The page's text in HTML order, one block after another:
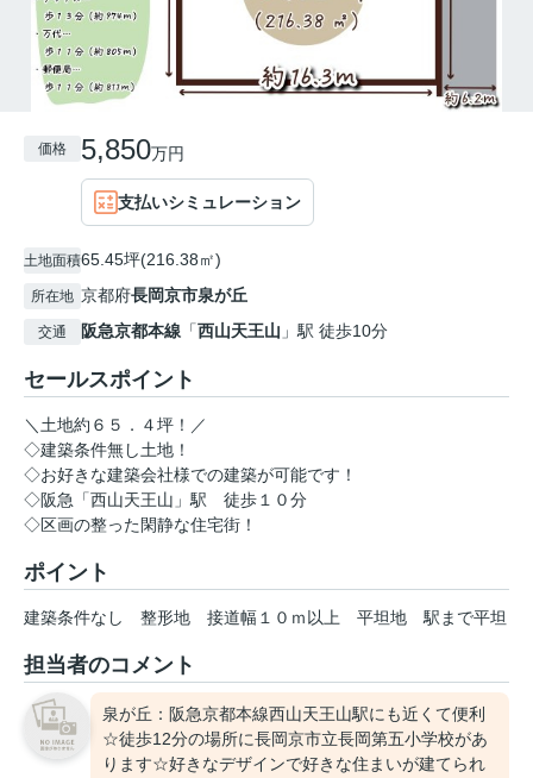
価格 5,850万円
支払いシミュレーション
土地面積65.45坪(216.38㎡)
所在地 京都府長岡京市泉が丘
交通 阪急京都本線 「西山天王山 」駅 徒歩10分
セールスポイント
＼土地約６５．４坪！／
◇建築条件無し土地！
◇お好きな建築会社様での建築が可能です！
◇阪急「西山天王山」駅 徒歩１０分
◇区画の整った閑静な住宅街！
ポイント
建築条件なし 整形地 接道幅１０ｍ以上 平坦地 駅まで平坦
担当者のコメント
泉が丘：阪急京都本線西山天王山駅にも近くて便利
☆徒歩12分の場所に長岡京市立長岡第五小学校があ
ります☆好きなデザインで好きな住まいが建てられ